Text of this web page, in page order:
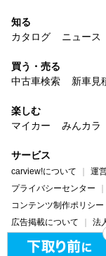
知る
カタログ
ニュース
買う・売る
中古車検索
新車見
楽しむ
マイカー
みんカラ
サービス
carview!について 運
プライバシーセンター
コンテンツ制作ポリシー
広告掲載について
法
ヘルプ・お問い合わせ